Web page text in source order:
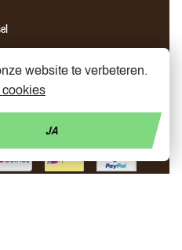
us on Instagram
Find us on YouTube
website te verbeteren.
cookies
JA